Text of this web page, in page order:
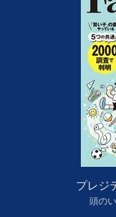
プレジ
頭の